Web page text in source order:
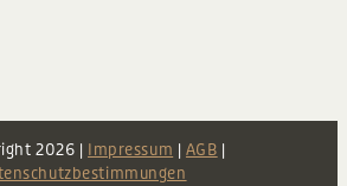
2026 | Impressum | AGB |